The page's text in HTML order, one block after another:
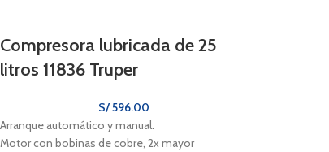
Compresora lubricada de 25
litros 11836 Truper
S/596.00
Arranque automático y manual.
Motor con bobinas de cobre, 2x mayor